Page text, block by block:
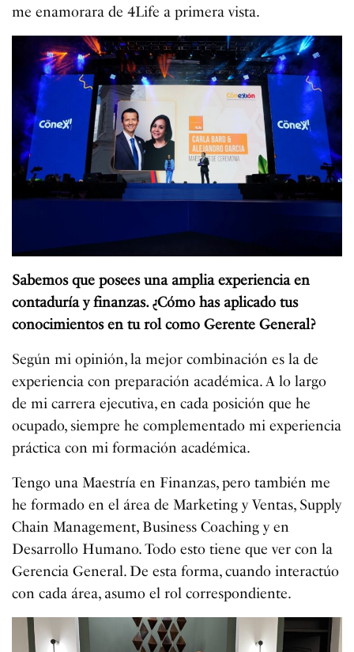
me enamorara de 4Life a primera vista.
Sabemos que posees una amplia experiencia en
contaduría y finanzas. ¿Cómo has aplicado tus
conocimientos en tu rol como Gerente General?
Según mi opinión, la mejor combinación es la de
experiencia con preparación académica. A lo largo
de mi carrera ejecutiva, en cada posición que he
ocupado, siempre he complementado mi experiencia
práctica con mi formación académica.
Tengo una Maestría en Finanzas, pero también me
he formado en el área de Marketing y Ventas, Supply
Chain Management, Business Coaching y en
Desarrollo Humano. Todo esto tiene que ver con la
Gerencia General. De esta forma, cuando interactúo
con cada área, asumo el rol correspondiente.